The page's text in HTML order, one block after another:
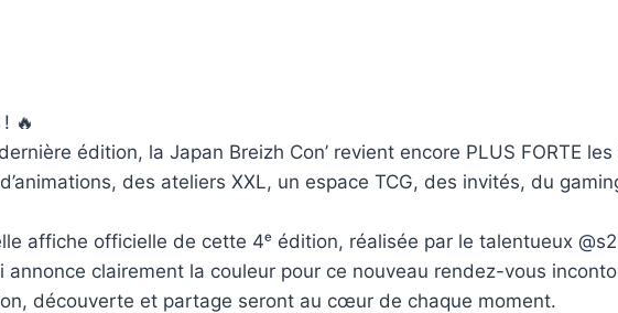
🔥
édition, la Japan Breizh Con’ revient encore PLUS FORTE
des ateliers XXL, un espace TCG, des invités, du
affiche officielle de cette 4ᵉ édition, réalisée par le talentueux
clairement la couleur pour ce nouveau rendez-vous
découverte et partage seront au cœur de chaque moment.